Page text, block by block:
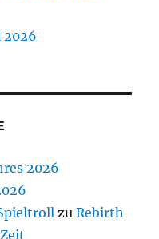
2026
2026
zuRebirth